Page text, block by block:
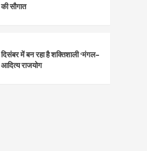
की सौगात
दिसंबर में बन रहा है शक्तिशाली ‘मंगल–
आदित्य राजयोग